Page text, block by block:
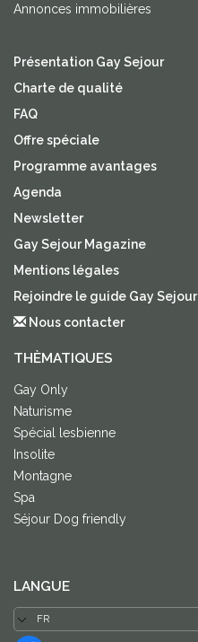
Annonces immobilières
Présentation Gay Sejour
Charte de qualité
FAQ
Offre spéciale
Programme avantages
Agenda
Newsletter
Gay Sejour Magazine
Mentions légales
Rejoindre le guide Gay Sejour
Nous contacter
THÈMATIQUES
Gay Only
Naturisme
Spécial lesbienne
Insolite
Montagne
Spa
Séjour Dog friendly
LANGUE